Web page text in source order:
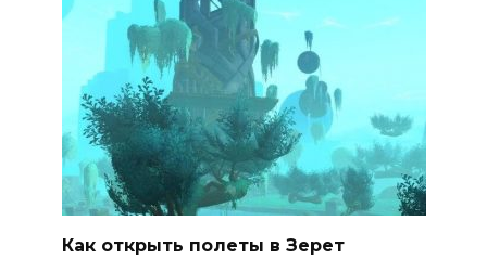
Как открыть полеты в Зерет